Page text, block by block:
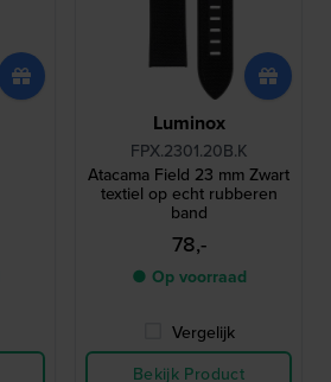
Luminox
FPX.2301.20B.K
Atacama Field 23 mm Zwart
textiel op echt rubberen
band
78,-
● Op voorraad
Vergelijk
Bekijk Product